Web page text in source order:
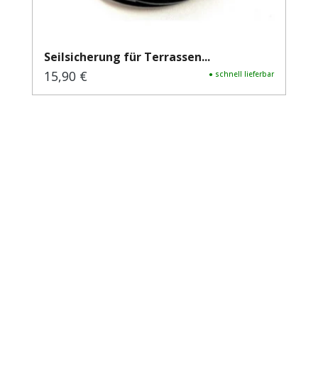
Seilsicherung für Terrassen...
Regulärer Preis:
15,90 € ● schnell lieferbar